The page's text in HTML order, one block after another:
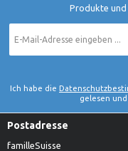
Produkte
Mail-
Ich habe die
gelesen
Postadresse
familleSuisse